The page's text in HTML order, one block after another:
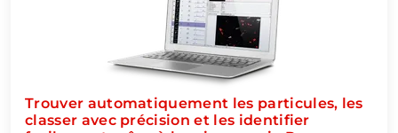
Trouver automatiquement les particules, les
classer avec précision et les identifier